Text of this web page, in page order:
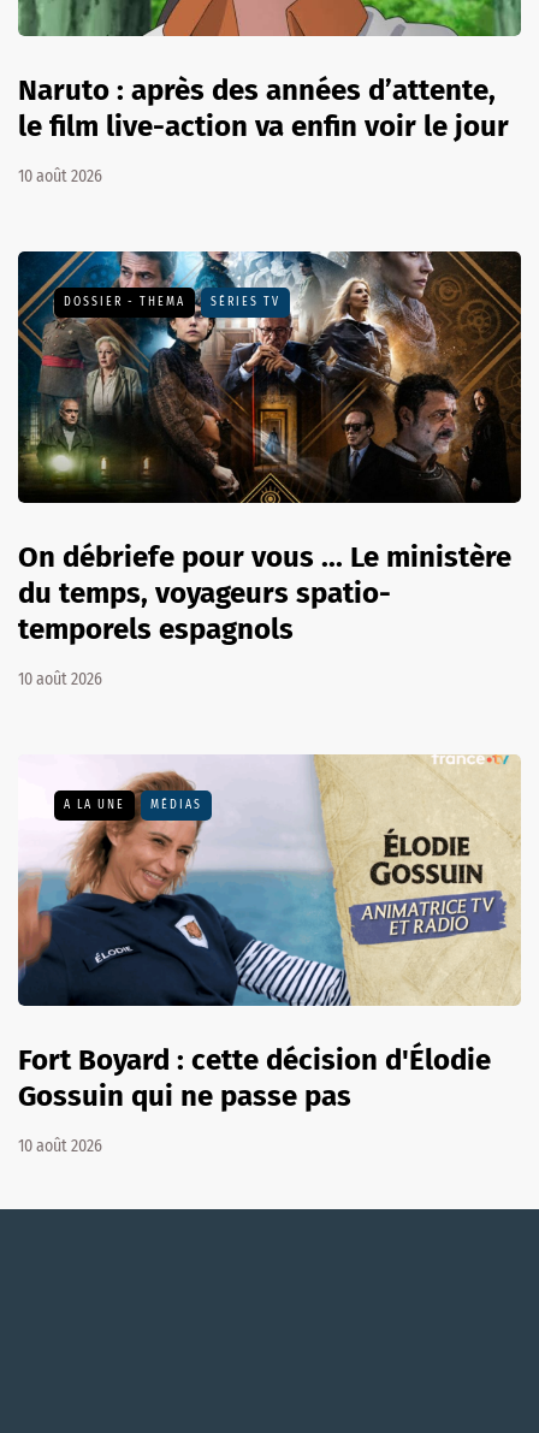
Naruto : après des années d’attente,
le film live-action va enfin voir le jour
10 août 2026
DOSSIER - THEMA SÉRIES TV
On débriefe pour vous ... Le ministère
du temps, voyageurs spatio-
temporels espagnols
10 août 2026
A LA UNE MÉDIAS
Fort Boyard : cette décision d'Élodie
Gossuin qui ne passe pas
10 août 2026